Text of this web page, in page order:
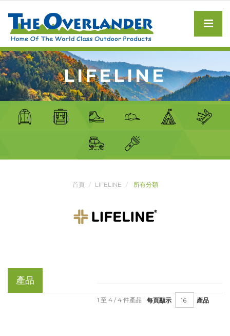
LIFELINE
首頁 LIFELINE 所有分類
產品
每頁顯示 產品
1 至 4 / 4 件產品